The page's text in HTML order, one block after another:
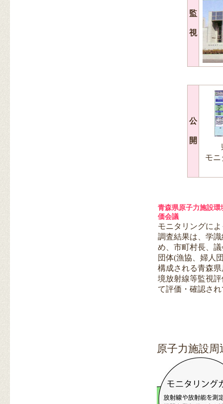
監
視
公
開
モニ
青森県原子力施設環
価会議
モニタリングに
調査結果は、学
め、市町村長、
団体(漁協、婦人
構成される青森
境放射線等監視
て評価・確認さ
原子力施設